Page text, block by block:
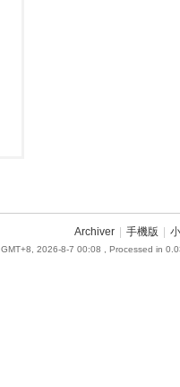
Archiver 手機版
GMT+8, 2026-8-7 00:08 , Processed in